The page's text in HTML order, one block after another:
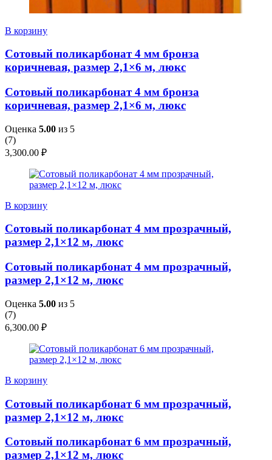
В корзину
Сотовый поликарбонат 4 мм бронза
коричневая, размер 2,1×6 м, люкс
Сотовый поликарбонат 4 мм бронза
коричневая, размер 2,1×6 м, люкс
Оценка 5.00 из 5
(7)
3,300.00 ₽
В корзину
Сотовый поликарбонат 4 мм прозрачный,
размер 2,1×12 м, люкс
Сотовый поликарбонат 4 мм прозрачный,
размер 2,1×12 м, люкс
Оценка 5.00 из 5
(7)
6,300.00 ₽
В корзину
Сотовый поликарбонат 6 мм прозрачный,
размер 2,1×12 м, люкс
Сотовый поликарбонат 6 мм прозрачный,
размер 2,1×12 м, люкс